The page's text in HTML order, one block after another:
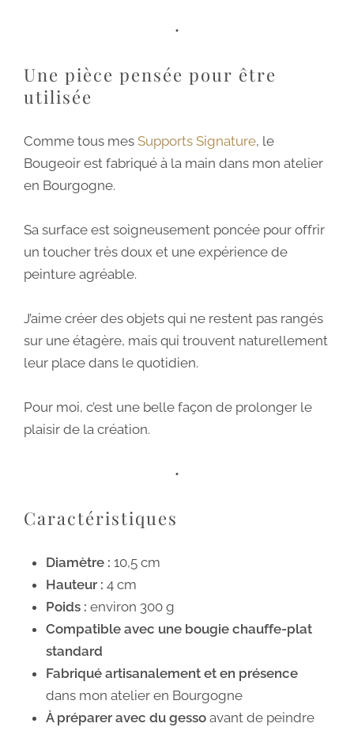
•
Une pièce pensée pour être
utilisée
Comme tous mes Supports Signature, le
Bougeoir est fabriqué à la main dans mon atelier
en Bourgogne.
Sa surface est soigneusement poncée pour offrir
un toucher très doux et une expérience de
peinture agréable.
J’aime créer des objets qui ne restent pas rangés
sur une étagère, mais qui trouvent naturellement
leur place dans le quotidien.
Pour moi, c’est une belle façon de prolonger le
plaisir de la création.
•
Caractéristiques
Diamètre : 10,5 cm
Hauteur : 4 cm
Poids : environ 300 g
Compatible avec une bougie chauffe-plat
standard
Fabriqué artisanalement et en présence
dans mon atelier en Bourgogne
À préparer avec du gesso avant de peindre